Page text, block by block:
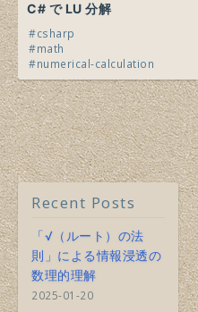
C# で LU 分解
csharp
math
numerical-calculation
Recent Posts
「√（ルート）の法
則」による情報浸透の
数理的理解
2025-01-20